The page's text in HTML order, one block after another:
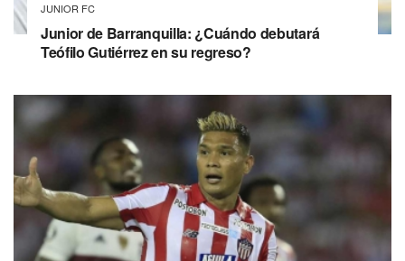
JUNIOR FC
Junior de Barranquilla: ¿Cuándo debutará
Teófilo Gutiérrez en su regreso?